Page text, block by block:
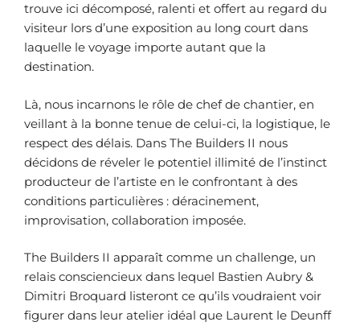
trouve ici décomposé, ralenti et offert au regard du
visiteur lors d’une exposition au long court dans
laquelle le voyage importe autant que la
destination.
Là, nous incarnons le rôle de chef de chantier, en
veillant à la bonne tenue de celui-ci, la logistique, le
respect des délais. Dans The Builders II nous
décidons de réveler le potentiel illimité de l’instinct
producteur de l’artiste en le confrontant à des
conditions particulières : déracinement,
improvisation, collaboration imposée.
The Builders II apparaît comme un challenge, un
relais consciencieux dans lequel Bastien Aubry &
Dimitri Broquard listeront ce qu’ils voudraient voir
figurer dans leur atelier idéal que Laurent le Deunff